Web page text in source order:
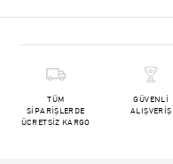
TÜM
SİPARİŞLERDE
ÜCRETSİZ KARGO
GÜVENLİ
ALIŞVERİŞ